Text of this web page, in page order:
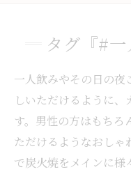
タグ『#
一人飲みやその日の
しいただけるように
す。男性の方はもちろ
ただけるようなおしゃ
で炭火焼をメインに様